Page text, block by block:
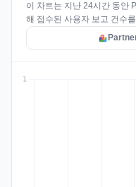
이 차트는 지난 24시간 동안
해 접수된 사용자 보고 건수